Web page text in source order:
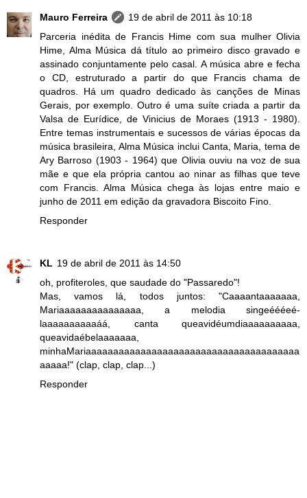
Mauro Ferreira
19 de abril de 2011 às 10:18
Parceria inédita de Francis Hime com sua mulher Olivia
Hime, Alma Música dá título ao primeiro disco gravado e
assinado conjuntamente pelo casal. A música abre e fecha
o CD, estruturado a partir do que Francis chama de
quadros. Há um quadro dedicado às canções de Minas
Gerais, por exemplo. Outro é uma suíte criada a partir da
Valsa de Eurídice, de Vinicius de Moraes (1913 - 1980).
Entre temas instrumentais e sucessos de várias épocas da
música brasileira, Alma Música inclui Canta, Maria, tema de
Ary Barroso (1903 - 1964) que Olivia ouviu na voz de sua
mãe e que ela própria cantou ao ninar as filhas que teve
com Francis. Alma Música chega às lojas entre maio e
junho de 2011 em edição da gravadora Biscoito Fino.
Responder
KL 19 de abril de 2011 às 14:50
oh, profiteroles, que saudade do "Passaredo"!
Mas, vamos lá, todos juntos: "Caaaantaaaaaaa,
Mariaaaaaaaaaaaaaaa, a melodia singeéééeé-
laaaaaaaaaaáá, canta queavidéumdiaaaaaaaaaa,
queavidaébelaaaaaaa,
minhaMariaaaaaaaaaaaaaaaaaaaaaaaaaaaaaaaaaaaaaaa
aaaaa!" (clap, clap, clap...)
Responder